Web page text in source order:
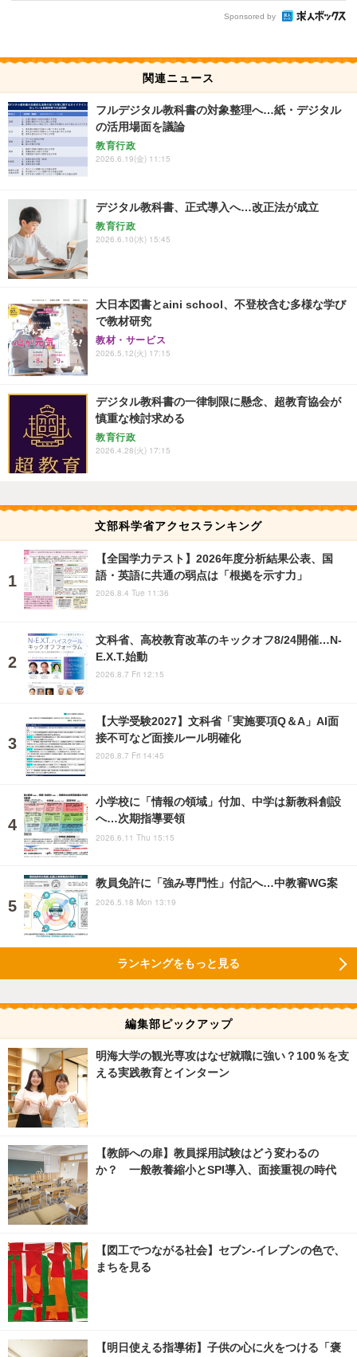
Sponsored by
関連ニュース
フルデジタル教科書の対象整理へ…紙・デジタル
の活用場面を議論
教育行政
2026.6.19(金) 11:15
デジタル教科書、正式導入へ…改正法が成立
教育行政
2026.6.10(水) 15:45
大日本図書とaini school、不登校含む多様な学び
で教材研究
教材・サービス
2026.5.12(火) 17:15
デジタル教科書の一律制限に懸念、超教育協会が
慎重な検討求める
教育行政
2026.4.28(火) 17:15
文部科学省アクセスランキング
【全国学力テスト】2026年度分析結果公表、国
語・英語に共通の弱点は「根拠を示す力」
2026.8.4 Tue 11:36
文科省、高校教育改革のキックオフ8/24開催…N-
E.X.T.始動
2026.8.7 Fri 12:15
【大学受験2027】文科省「実施要項Q＆A」AI面
接不可など面接ルール明確化
2026.8.7 Fri 14:45
小学校に「情報の領域」付加、中学は新教科創設
へ…次期指導要領
2026.6.11 Thu 15:15
教員免許に「強み専門性」付記へ…中教審WG案
2026.5.18 Mon 13:19
ランキングをもっと見る
編集部ピックアップ
明海大学の観光専攻はなぜ就職に強い？100％を支
える実践教育とインターン
【教師への扉】教員採用試験はどう変わるの
か？ 一般教養縮小とSPI導入、面接重視の時代
【図工でつながる社会】セブン‐イレブンの色で、
まちを見る
【明日使える指導術】子供の心に火をつける「褒